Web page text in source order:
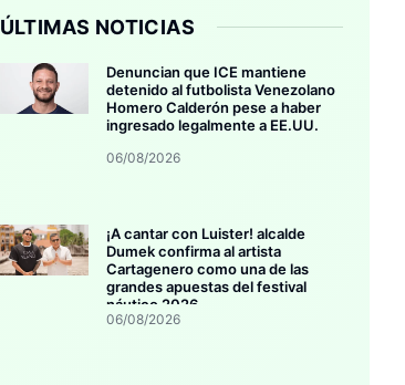
ÚLTIMAS NOTICIAS
Denuncian que ICE mantiene
detenido al futbolista Venezolano
Homero Calderón pese a haber
ingresado legalmente a EE.UU.
06/08/2026
¡A cantar con Luister! alcalde
Dumek confirma al artista
Cartagenero como una de las
grandes apuestas del festival
náutico 2026
06/08/2026